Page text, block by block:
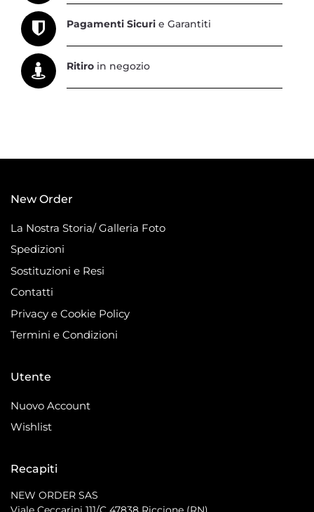
Pagamenti Sicuri e Garantiti
Ritiro in negozio
New Order
La Nostra Storia/ Galleria Foto
Spedizioni
Sostituzioni e Resi
Contatti
Privacy e Cookie Policy
Termini e Condizioni
Utente
Nuovo Account
Wishlist
Recapiti
NEW ORDER SAS